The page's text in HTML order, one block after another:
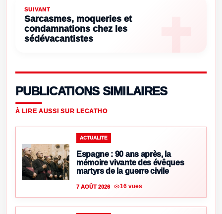
SUIVANT
Sarcasmes, moqueries et
condamnations chez les
sédévacantistes
PUBLICATIONS SIMILAIRES
À LIRE AUSSI SUR LECATHO
ACTUALITE
Espagne : 90 ans après, la
mémoire vivante des évêques
martyrs de la guerre civile
7 AOÛT 2026 16 vues